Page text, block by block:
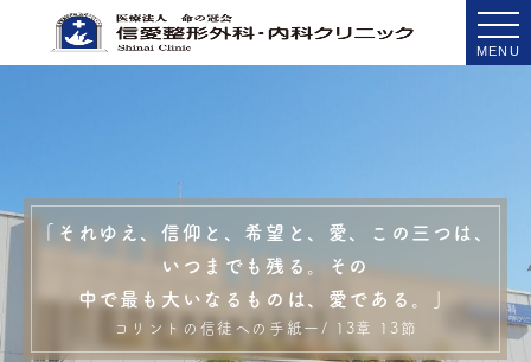
MENU
「それゆえ、信仰と、希望と、愛、この三つは、
いつまでも残る。その
中で最も大いなるものは、愛である。」
コリントの信徒への手紙一/ 13章 13節